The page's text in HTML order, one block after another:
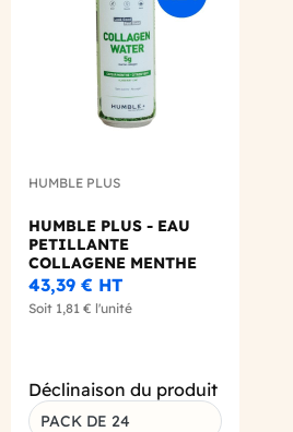
HUMBLE PLUS
HUMBLE PLUS - EAU
PETILLANTE
COLLAGENE MENTHE
CITRON CANETTE ALU
330ML X24
43,39 € HT
Soit 1,81 € l'unité
Déclinaison du produit
PACK DE 24